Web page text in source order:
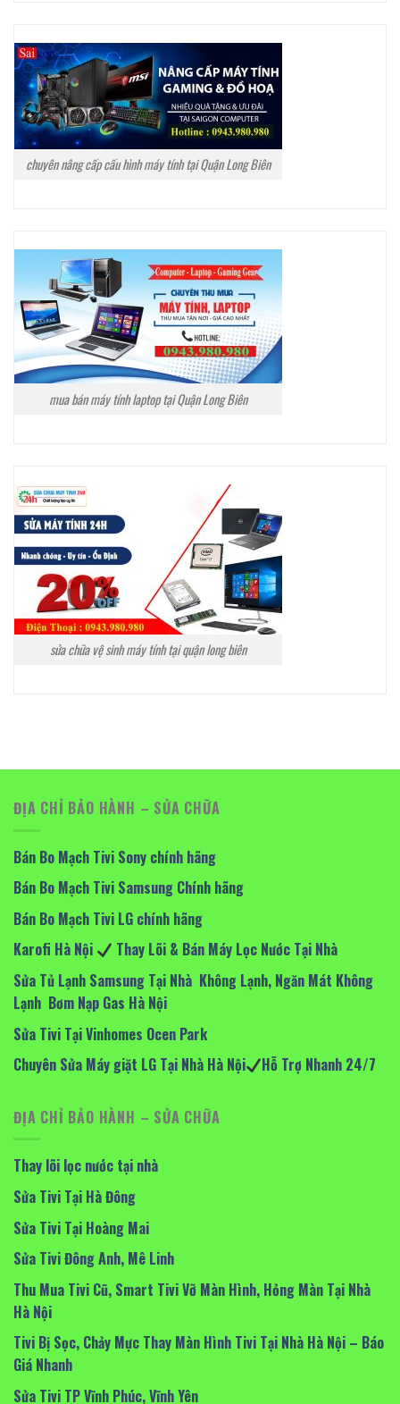
chuyên nâng cấp cấu hình máy tính tại Quận Long Biên
mua bán máy tính laptop tại Quận Long Biên
sửa chữa vệ sinh máy tính tại quận long biên
ĐỊA CHỈ BẢO HÀNH – SỬA CHỮA
Bán Bo Mạch Tivi Sony chính hãng
Bán Bo Mạch Tivi Samsung Chính hãng
Bán Bo Mạch Tivi LG chính hãng
Karofi Hà Nội
Thay Lõi & Bán Máy Lọc Nước Tại Nhà
Sửa Tủ Lạnh Samsung Tại Nhà Không Lạnh, Ngăn Mát Không
Lạnh Bơm Nạp Gas Hà Nội
Sửa Tivi Tại Vinhomes Ocen Park
Chuyên Sửa Máy giặt LG Tại Nhà Hà Nội
Hỗ Trợ Nhanh 24/7
ĐỊA CHỈ BẢO HÀNH – SỬA CHỮA
Thay lõi lọc nước tại nhà
Sửa Tivi Tại Hà Đông
Sửa Tivi Tại Hoàng Mai
Sửa Tivi Đông Anh, Mê Linh
Thu Mua Tivi Cũ, Smart Tivi Vỡ Màn Hình, Hỏng Màn Tại Nhà
Hà Nội
Tivi Bị Sọc, Chảy Mực Thay Màn Hình Tivi Tại Nhà Hà Nội – Báo
Giá Nhanh
Sửa Tivi TP Vĩnh Phúc, Vĩnh Yên